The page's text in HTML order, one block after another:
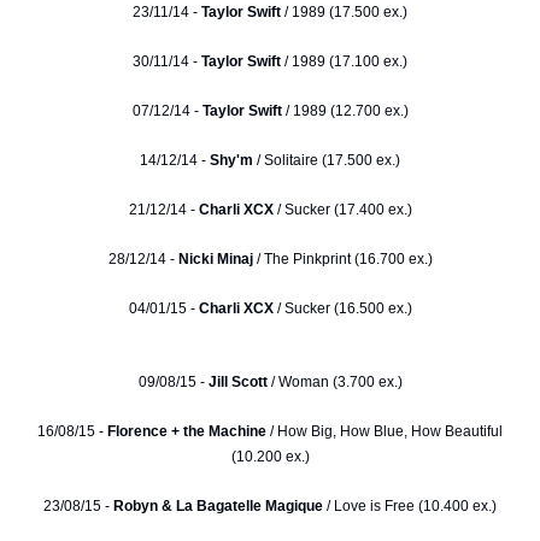
23/11/14 - Taylor Swift / 1989 (17.500 ex.)
30/11/14 - Taylor Swift / 1989 (17.100 ex.)
07/12/14 - Taylor Swift/ 1989 (12.700 ex.)
14/12/14 - Shy'm / Solitaire (17.500 ex.)
21/12/14 - Charli XCX/ Sucker (17.400 ex.)
28/12/14 -Nicki Minaj/ The Pinkprint (16.700 ex.)
04/01/15 - Charli XCX/ Sucker (16.500 ex.)
09/08/15 - Jill Scott / Woman (3.700 ex.)
16/08/15 - Florence + the Machine / How Big, How Blue, How Beautiful
(10.200 ex.)
23/08/15 - Robyn & La Bagatelle Magique / Love is Free (10.400 ex.)